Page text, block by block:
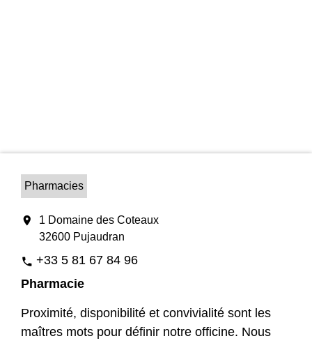
Pharmacies
location_on
1 Domaine des Coteaux
32600 Pujaudran
phone +33 5 81 67 84 96
Pharmacie
Proximité, disponibilité et convivialité sont les
maîtres mots pour définir notre officine. Nous